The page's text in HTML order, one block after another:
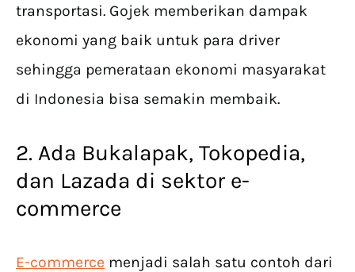
transportasi. Gojek memberikan dampak
ekonomi yang baik untuk para driver
sehingga pemerataan ekonomi masyarakat
di Indonesia bisa semakin membaik.
2. Ada Bukalapak, Tokopedia,
dan Lazada di sektor e-
commerce
E-commerce menjadi salah satu contoh dari